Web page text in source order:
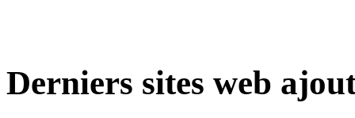
Derniers sites web